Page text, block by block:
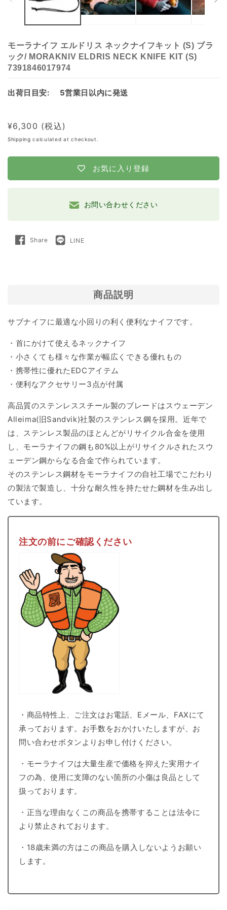
modal
モーラナイフ エルドリス ネックナイフキット (S) ブラ
ック/ MORAKNIV ELDRIS NECK KNIFE KIT (S)
7391846017974
出荷日目安: 5営業日以内に発送
Regular
price
¥6,300
Shipping calculated at checkout.
お気に入り登録
お問い合わせください
ShareShare
LINELINE
で
商品説明
サブナイフに最適な小回りの利く便利なナイフです。
・首にかけて使えるネックナイフ
・小さくても様々な作業が幅広くできる優れもの
・携帯性に優れたEDCアイテム
・便利なアクセサリー3点が付属
高品質のステンレススチール製のブレードはスウェーデン
Alleima(旧Sandvik)社製のステンレス鋼を採用。近年で
は、ステンレス製品のほとんどがリサイクル合金を使用
し、モーラナイフの鋼も80%以上がリサイクルされたスウ
ェーデン鋼からなる合金で作られています。
そのステンレス鋼材をモーラナイフの自社工場でこだわり
の製法で製造し、十分な耐久性を持たせた鋼材を生み出し
ています。
注文の前にご確認ください
・商品特性上、ご注文はお電話、Eメール、FAXにて
承っております。お手数をおかけいたしますが、お
問い合わせボタンよりお申し付けください。
・モーラナイフは大量生産で価格を抑えた実用ナイ
フの為、使用に支障のない箇所の小傷は良品として
扱っております。
・正当な理由なくこの商品を携帯することは法令に
より禁止されております。
・18歳未満の方はこの商品を購入しないようお願い
します。